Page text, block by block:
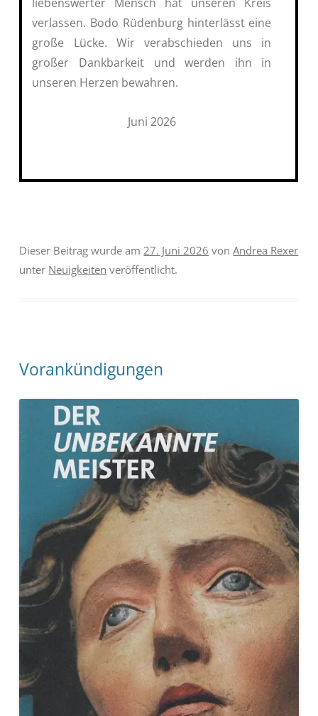
verlassen. Bodo Rüdenburg hinterlässt eine
große Lücke. Wir verabschieden uns in
großer Dankbarkeit und werden ihn in
unseren Herzen bewahren.
Juni 2026
Dieser Beitrag wurde am 27. Juni 2026 vonAndrea Rexer
unter Neuigkeiten veröffentlicht.
Vorankündigungen